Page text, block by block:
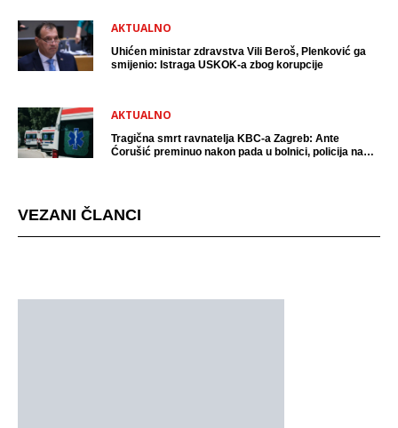
AKTUALNO
Uhićen ministar zdravstva Vili Beroš, Plenković ga
smijenio: Istraga USKOK-a zbog korupcije
AKTUALNO
Tragična smrt ravnatelja KBC-a Zagreb: Ante
Ćorušić preminuo nakon pada u bolnici, policija na
VEZANI ČLANCI